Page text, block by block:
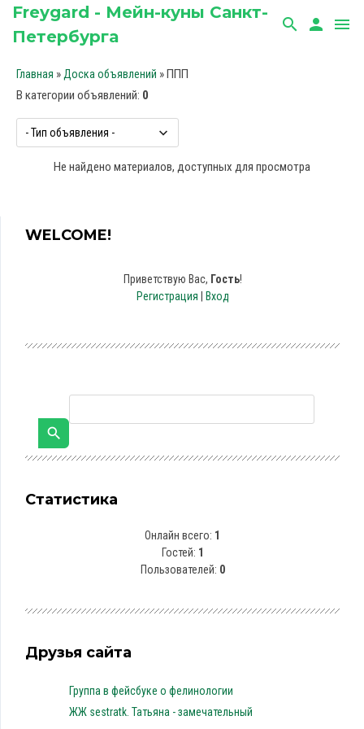
Freygard - Мейн-куны Санкт-
Петербурга
search person menu
Главная » Доска объявлений » ППП
В категории объявлений: 0
Не найдено материалов, доступных для просмотра
WELCOME!
Приветствую Вас, Гость!
Регистрация
Вход
Статистика
Онлайн всего: 1
Гостей: 1
Пользователей: 0
Друзья сайта
Группа в фейсбуке о фелинологии
ЖЖ sestratk. Татьяна - замечательный